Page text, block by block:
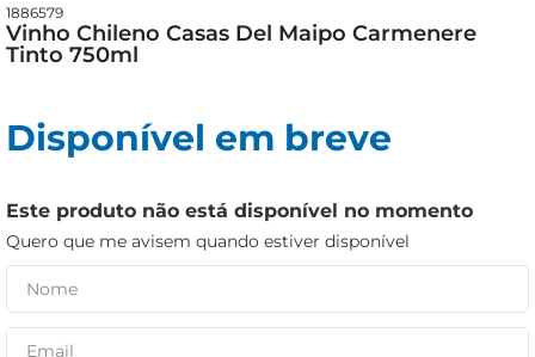
1886579
Vinho Chileno Casas Del Maipo Carmenere
Tinto 750ml
Disponível em breve
Este produto não está disponível no momento
Quero que me avisem quando estiver disponível
queijo
arroz
biscoito
iogurte
papel higiênico